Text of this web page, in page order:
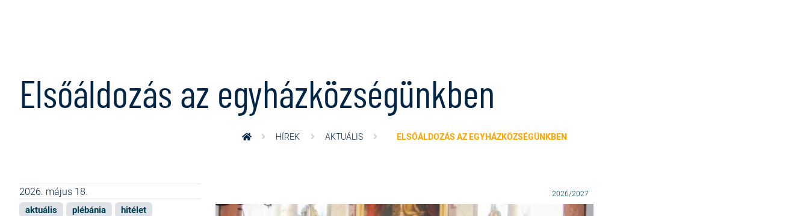
Elsőáldozás az egyházközségünkben
HÍREK AKTUÁLIS ELSŐÁLDOZÁS AZ EGYHÁZKÖZSÉGÜNKBEN
2026/2027
2026. május 18.
aktuális plébánia hitélet